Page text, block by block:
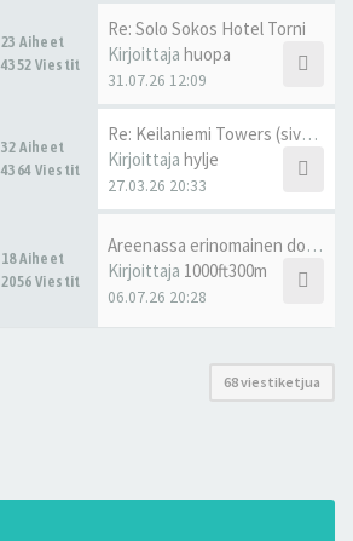
23 Aiheet
4352 Viestit
Re: Solo Sokos Hotel Torni
Kirjoittaja huopa
31.07.26 12:09
32 Aiheet
4364 Viestit
Re: Keilaniemi Towers (sivu 2…
Kirjoittaja hylje
27.03.26 20:33
18 Aiheet
2056 Viestit
Areenassa erinomainen dokumen…
Kirjoittaja 1000ft300m
06.07.26 20:28
68 viestiketjua